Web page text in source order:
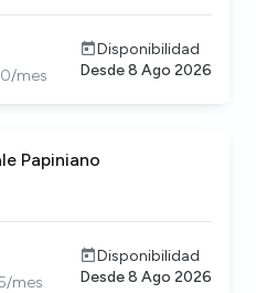
mes
Disponibilidad
Desde8 Ago 2026
Papiniano
mes
Disponibilidad
Desde8 Ago 2026